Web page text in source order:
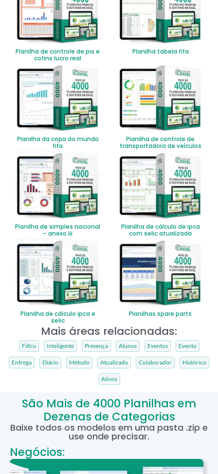
Planilha de controle de pis e
cofins lucro real
Planilha tabela fifa
Planilha da copa do mundo
fifa
Planilha de controle de
transportadora de veículos
Planilha de simples nacional
– anexo iii
Planilha de cálculo de ipca
com selic atualizada
Planilha de cálculo ipca e
selic
Planilhas spare parts
Mais áreas relacionadas:
Filtro Inteligente Presença Alunos Eventos Evento
Entrega Diário Método Atualizado Colaborador Histórico
Ativos
São Mais de 4000 Planilhas em
Dezenas de Categorias
Baixe todos os modelos em uma pasta .zip e
use onde precisar.
Negócios: